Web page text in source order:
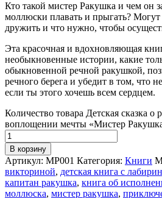
Кто такой мистер Ракушка и чем он
моллюски плавать и прыгать?
дружить и что нужно, чтобы
Эта красочная и вдохновляющая
необыкновенные истории, какие
обыкновенной речной ракушкой,
речного берега и убедит в том, что
если ты этого хочешь всем сердцем.
Количество товара Детская сказка
воплощении мечты «Мистер
В корзину
Артикул: МР001 Категория: Книги
викториной, детская книга с
капитан ракушка, книга об
моллюска, мистер ракушка,